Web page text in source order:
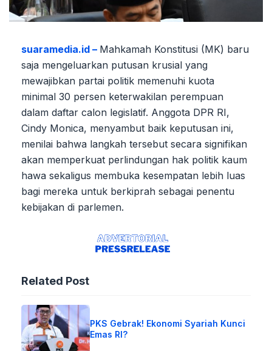
suaramedia.id – Mahkamah Konstitusi (MK) baru
saja mengeluarkan putusan krusial yang
mewajibkan partai politik memenuhi kuota
minimal 30 persen keterwakilan perempuan
dalam daftar calon legislatif. Anggota DPR RI,
Cindy Monica, menyambut baik keputusan ini,
menilai bahwa langkah tersebut secara signifikan
akan memperkuat perlindungan hak politik kaum
hawa sekaligus membuka kesempatan lebih luas
bagi mereka untuk berkiprah sebagai penentu
kebijakan di parlemen.
Related Post
PKS Gebrak! Ekonomi Syariah Kunci
Emas RI?